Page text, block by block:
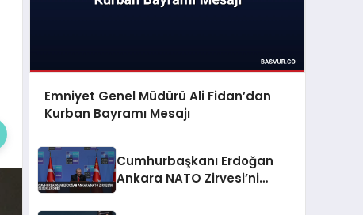
Emniyet Genel Müdürü Ali Fidan’dan
Kurban Bayramı Mesajı
Cumhurbaşkanı Erdoğan
Ankara NATO Zirvesi’ni